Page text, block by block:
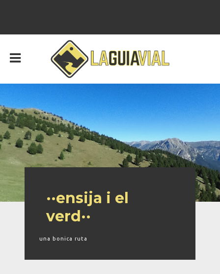
··ensija i el
verd··
una bonica ruta